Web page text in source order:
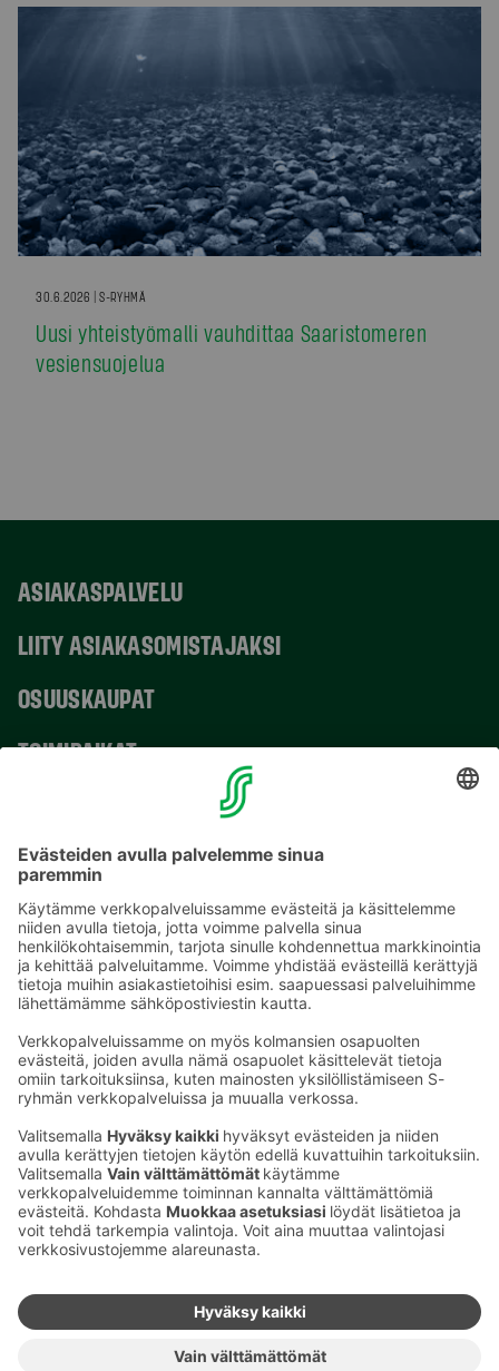
30.6.2026 | S-RYHMÄ
Uusi yhteistyömalli vauhdittaa Saaristomeren
vesiensuojelua
ASIAKASPALVELU
LIITY ASIAKASOMISTAJAKSI
OSUUSKAUPAT
TOIMIPAIKAT
Sähköpostiosoitteet S-ryhmässä ovat muotoa
etunimi.sukunimi@sok.fi
Seuraa meitä:
Muuta evästeasetuksia